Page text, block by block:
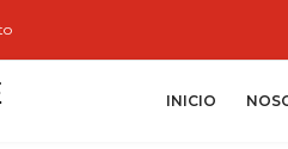
INICIO